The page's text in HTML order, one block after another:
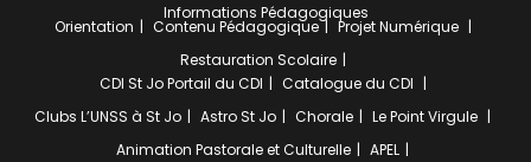
Informations Pédagogiques
Orientation Contenu Pédagogique
Projet Numérique
Restauration Scolaire
CDI St Jo Portail du CDI
Catalogue du CDI
Clubs L’UNSS à St Jo Astro St Jo Chorale
Le Point Virgule
Animation Pastorale et Culturelle
APEL